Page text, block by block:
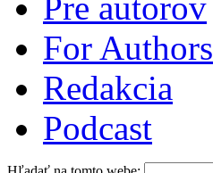
For Authors
Redakcia
Podcast